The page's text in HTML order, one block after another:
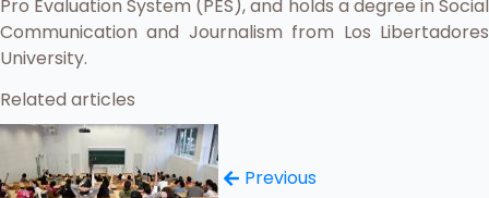
Pro Evaluation System (PES), and holds a degree in Social
Communication and Journalism from Los Libertadores
University.
Related articles
Previous